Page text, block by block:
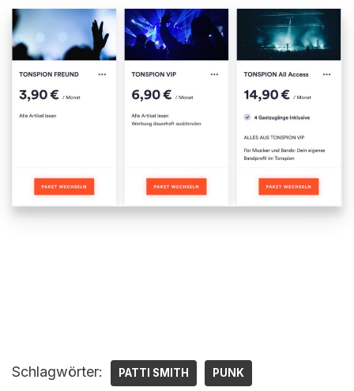
Schlagwörter: PATTI SMITH PUNK